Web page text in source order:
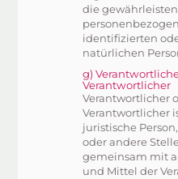
die
identifizierten
natürlichen
g)
Verantwortlicher
Verantwortlicher
Verantwortlicher
juristische
oder andere
gemeinsam mit
und Mittel der